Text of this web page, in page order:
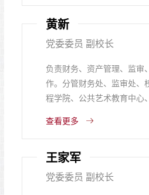
验技术学院。
黄新
党委委员 副校长
负责财务、资产管理、监审
作。分管财务处、监审处、
程学院、公共艺术教育中心
查看更多
王家军
党委委员 副校长